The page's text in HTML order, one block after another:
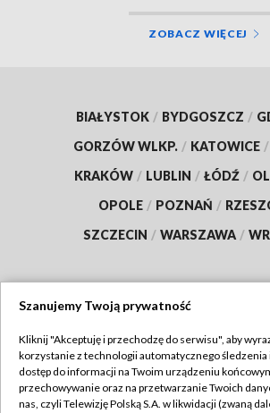
ZOBACZ WIĘCEJ
BIAŁYSTOK / BYDGOSZCZ /
GORZÓW WLKP. / KATOWICE /
KRAKÓW / LUBLIN / ŁÓDŹ /
OPOLE / POZNAŃ /
SZCZECIN / WARSZAWA /
TVP
Abonament TVP
Regulamin TVP
Szanujemy Twoją prywatność
Kliknij "Akceptuję i przechodzę do serwisu", aby
korzystanie z technologii automatycznego śledzenia
dostęp do informacji na Twoim urządzeniu
przechowywanie oraz na przetwarzanie Twoich
nas, czyli Telewizję Polską S.A. w likwidacji (zwaną